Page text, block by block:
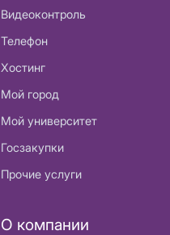
Видеоконтроль
Телефон
Хостинг
Мой город
Мой университет
Госзакупки
Прочие услуги
О компании